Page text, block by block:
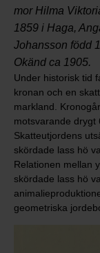
mor Hilma
1859 i Haga,
Johansson född
Okänd ca 1905.
Under historisk tid
kronan och en
markland.
motsvarande drygt
Skatteutjordens
skördade lass hö
Relationen mellan
skördade lass hö
geometriska